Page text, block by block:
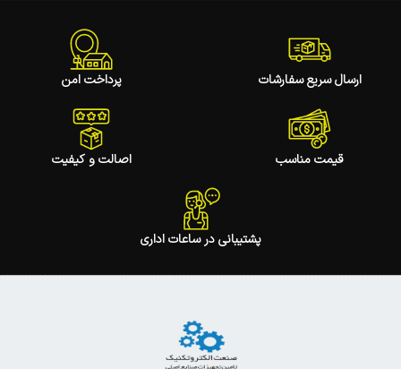
ارسال سریع سفارشات پرداخت امن
قیمت مناسب اصالت و کیفیت
پشتیبانی در ساعات اداری